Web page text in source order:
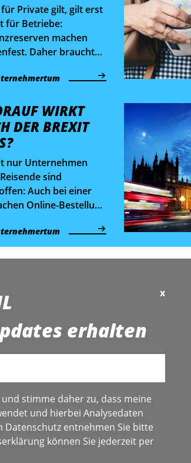
für Private gilt, gilt erst
für Betriebe:
machen
Daher braucht
WIRKT
DER BREXIT
nur Unternehmen
sind
Auch bei einer
Online-Bestellung
x
erhalten
stimme daher zu, dass meine
und hierbei Analysedaten
entnehmen Sie bitte
können Sie jederzeit per